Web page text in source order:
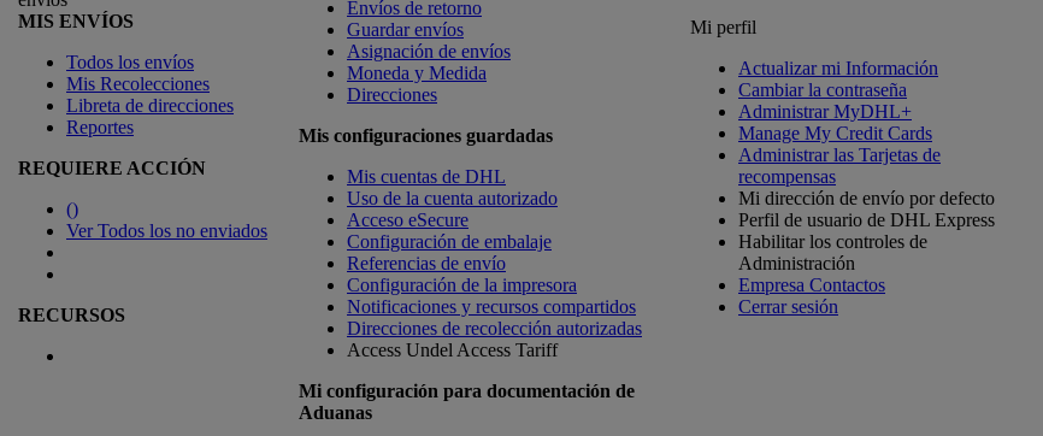
MIS ENVÍOS
Todos los envíos
Mis Recolecciones
Libreta de direcciones
Reportes
REQUIERE ACCIÓN
()
Ver Todos los no enviados
RECURSOS
Envíos de retorno
Guardar envíos
Asignación de envíos
Moneda y Medida
Direcciones
Mis configuraciones guardadas
Mis cuentas de DHL
Uso de la cuenta autorizado
Acceso eSecure
Configuración de embalaje
Referencias de envío
Configuración de la impresora
Notificaciones y recursos compartidos
Direcciones de recolección autorizadas
Access Undel Access Tariff
Mi configuración para documentación de
Aduanas
Mi perfil
Actualizar mi Información
Cambiar la contraseña
Administrar MyDHL+
Manage My Credit Cards
Administrar las Tarjetas de
recompensas
Mi dirección de envío por defecto
Perfil de usuario de DHL Express
Habilitar los controles de
Administración
Empresa Contactos
Cerrar sesión